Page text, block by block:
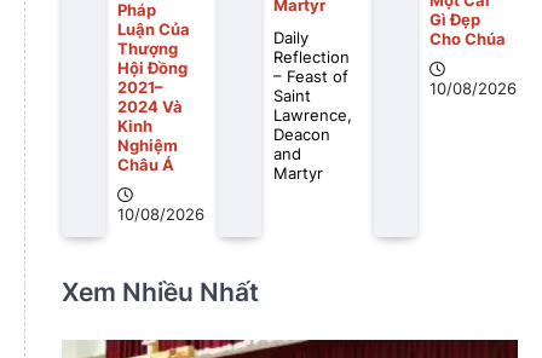
Pháp
Luận Của
Thượng
Hội Đồng
2021–
2024 Và
Kinh
Nghiệm
Châu Á
10/08/2026
Martyr
Daily
Reflection
– Feast of
Saint
Lawrence,
Deacon
and
Martyr
Gì Ðẹp
Cho Chúa
10/08/2026
Xem Nhiều Nhất